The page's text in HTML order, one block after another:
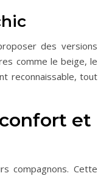
des versions
comme le beige, le
reconnaissable, tout
et
compagnons. Cette